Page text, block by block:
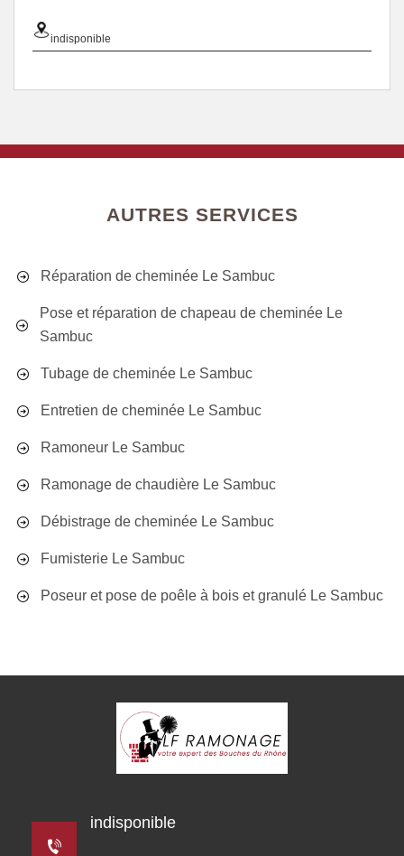
indisponible
AUTRES SERVICES
Réparation de cheminée Le Sambuc
Pose et réparation de chapeau de cheminée Le
Sambuc
Tubage de cheminée Le Sambuc
Entretien de cheminée Le Sambuc
Ramoneur Le Sambuc
Ramonage de chaudière Le Sambuc
Débistrage de cheminée Le Sambuc
Fumisterie Le Sambuc
Poseur et pose de poêle à bois et granulé Le Sambuc
indisponible